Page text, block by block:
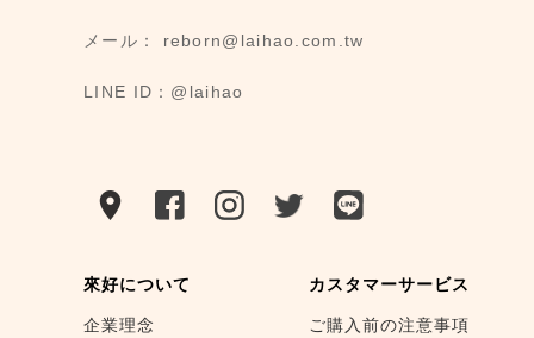
メール： reborn@laihao.com.tw
LINE ID：@laihao
來好について
企業理念
カスタマーサービス
ご購入前の注意事項